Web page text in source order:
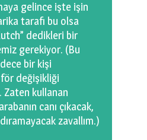
gelince işte işin
tarafı bu olsa
dedikleri bir
gerekiyor. (Bu
bir kişi
değişikliği
Zaten kullanan
canı çıkacak,
zavallım.)